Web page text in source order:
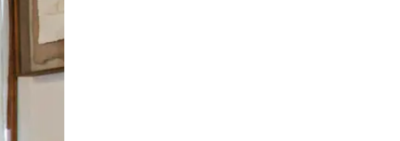
prstom po zaslonu.